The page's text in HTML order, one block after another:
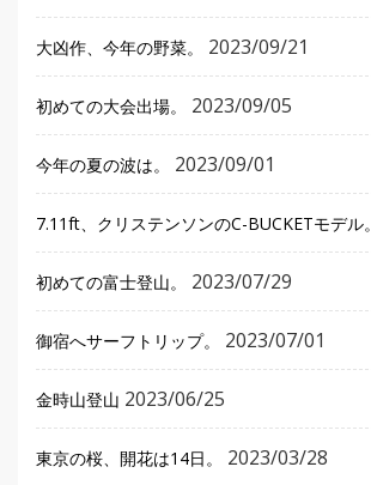
大凶作、今年の野菜。 2023/09/21
初めての大会出場。 2023/09/05
今年の夏の波は。 2023/09/01
7.11ft、クリステンソンのC-BUCKETモデル。
初めての富士登山。 2023/07/29
御宿へサーフトリップ。 2023/07/01
金時山登山 2023/06/25
東京の桜、開花は14日。 2023/03/28